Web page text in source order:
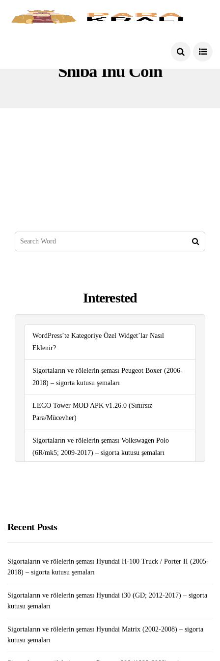
Shiba Inu Coin
Interested
WordPress’te Kategoriye Özel Widget’lar Nasıl
Eklenir?
Sigortaların ve rölelerin şeması Peugeot Boxer (2006-
2018) – sigorta kutusu şemaları
LEGO Tower MOD APK v1.26.0 (Sınırsız
Para/Mücevher)
Sigortaların ve rölelerin şeması Volkswagen Polo
(6R/mk5; 2009-2017) – sigorta kutusu şemaları
Recent Posts
Sigortaların ve rölelerin şeması Hyundai H-100 Truck / Porter II (2005-
2018) – sigorta kutusu şemaları
Sigortaların ve rölelerin şeması Hyundai i30 (GD; 2012-2017) – sigorta
kutusu şemaları
Sigortaların ve rölelerin şeması Hyundai Matrix (2002-2008) – sigorta
kutusu şemaları